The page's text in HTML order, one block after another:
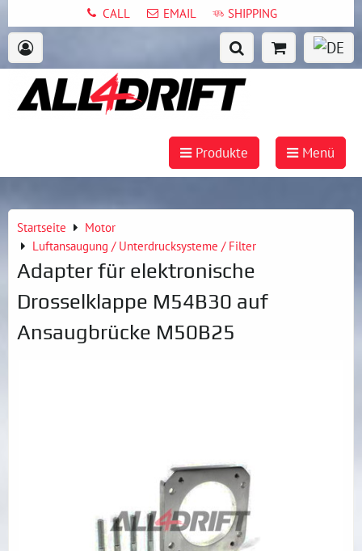
CALL EMAIL SHIPPING
Produkte Menü
Startseite
Motor
Luftansaugung / Unterdrucksysteme / Filter
Adapter für elektronische
Drosselklappe M54B30 auf
Ansaugbrücke M50B25